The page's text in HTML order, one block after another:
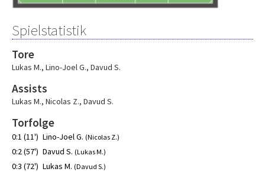
Spielstatistik
Tore
Lukas M., Lino-Joel G., Davud S.
Assists
Lukas M., Nicolas Z., Davud S.
Torfolge
0:1 (11') Lino-Joel G. (Nicolas Z.)
0:2 (57') Davud S. (Lukas M.)
0:3 (72') Lukas M. (Davud S.)